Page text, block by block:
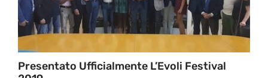
Presentato Ufficialmente L’Evoli Festival